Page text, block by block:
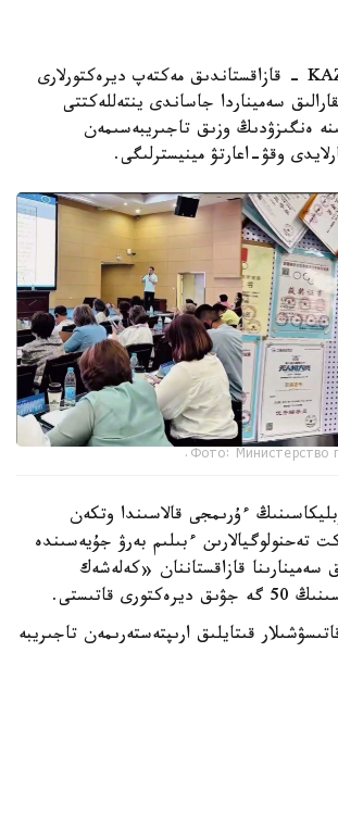
استانا. KAZINFORM - قازاقستاندىق مەكتەپ ديرەكتورلارى
سەميناردا جاساندى ينتەللەكتتى
ەنگىزۋدىڭ وزىق تاجىريبەسىمەن
وقۋ-اعارتۋ مينيسترلىگى.
Фото: Министерство
ءۇرىمجى قالاسىندا وتكەن
تەحنولوگيالارىن ءبىلىم بەرۋ جۇيەسىندە
سەمينارىنا قازاقستاننان «كەلەشەك
قاتىستى.
قىتايلىق ارىپتەستەرىمەن تاجىريبە